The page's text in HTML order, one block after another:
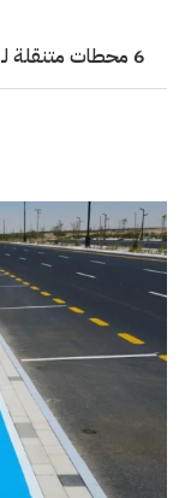
6 محطات متنقلة لـ”الفحص الدوري” لخدمة المناطق النائية